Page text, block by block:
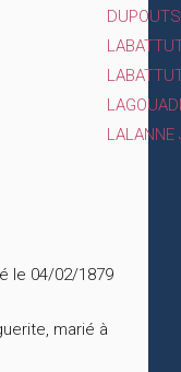
le 04/02/1879
marié à